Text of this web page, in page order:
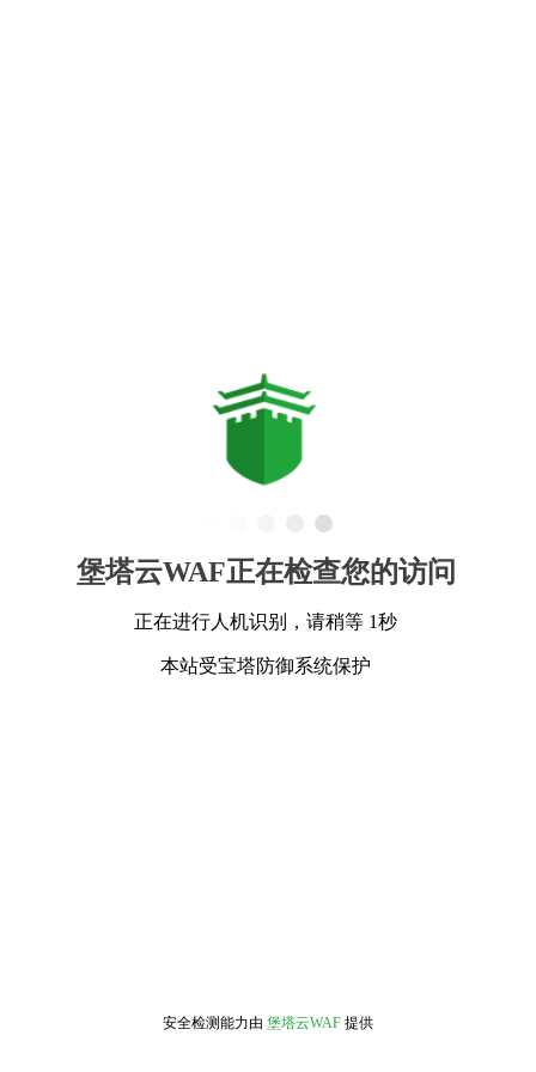
堡塔云WAF正在检查您的访问
正在进行人机识别，请稍等 1秒
本站受宝塔防御系统保护
安全检测能力由 堡塔云WAF 提供